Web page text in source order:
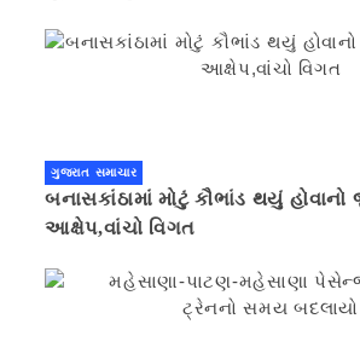
ગુજરાત સમાચાર
બનાસકાંઠામાં મોટું કૌભાંડ થયું હોવાનો
આક્ષેપ,વાંચો વિગત